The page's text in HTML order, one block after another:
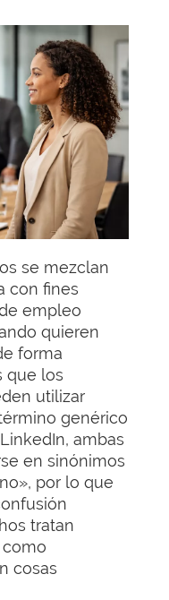
se mezclan
con fines
empleo
quieren
forma
que los
utilizar
genérico
ambas
en sinónimos
por lo que
tratan
cosas